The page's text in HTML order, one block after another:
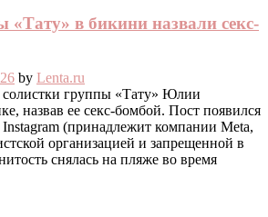
«Тату» в бикини назвали секс-
by Lenta.ru
группы «Тату» Юлии
назвав ее секс-бомбой. Пост появился
Instagram (принадлежит компании Meta,
организацией и запрещенной в
снялась на пляже во время